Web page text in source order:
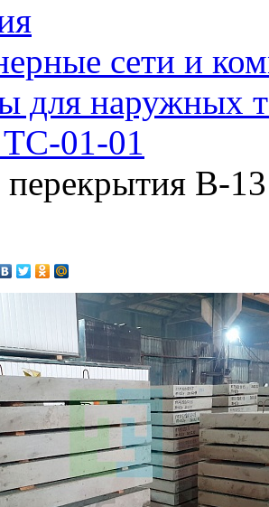
сети и
для наружных
01-01
перекрытия В-